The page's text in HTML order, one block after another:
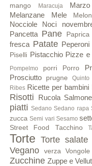
mango Maracuja Marzo
Melanzane Mele
Nocciole Noci
Pancetta Pane Paprica
fresca Patate Peperoni
Piselli Pistacchio Pizze e
Pompelmo porri Porro
Prosciutto prugne Quinto
Ribes Ricette per bambini
Risotti Rucola Salmone
piatti Sedano Sedano rapa
zucca Semi vari Sesamo
Street Food Tacchino
Torte Torte salate
Vegano
verza Vongole
Zucchine Zuppe e